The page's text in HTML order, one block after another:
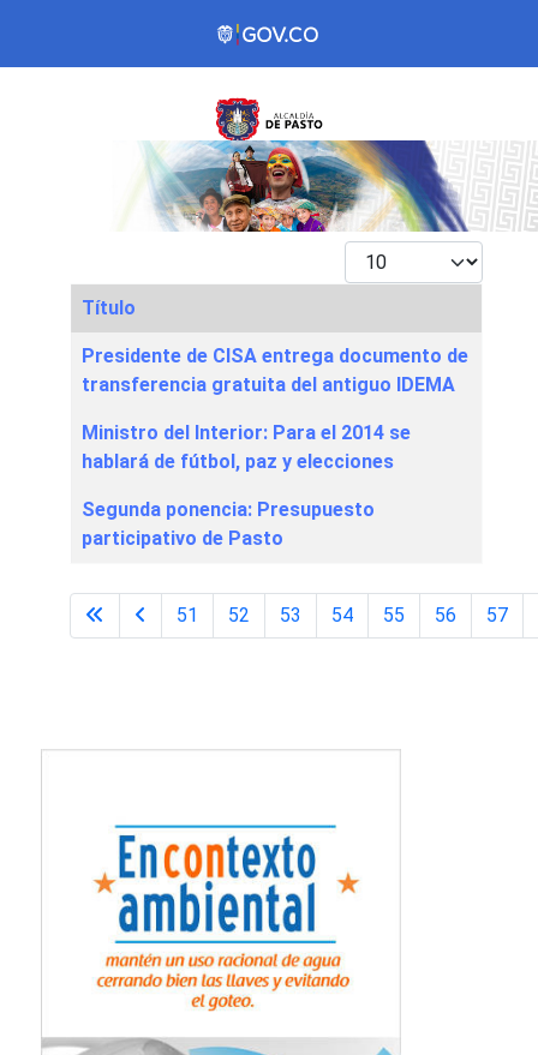
Mostrar #
Articles
Título
Presidente de CISA entrega documento de
transferencia gratuita del antiguo IDEMA
Ministro del Interior: Para el 2014 se
hablará de fútbol, paz y elecciones
Segunda ponencia: Presupuesto
participativo de Pasto
Página 60 de 60
51 52 53 54 55 56 57